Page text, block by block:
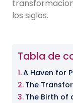
los siglos.
Tabla de
A Haven for
The
The Birth of